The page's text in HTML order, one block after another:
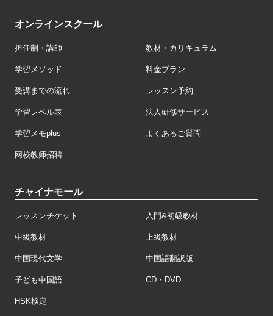
オンラインスクール
担任制・講師 教材・カリキュラム
学習メソッド 料金プラン
受講までの流れ レッスン予約
学習レベル表 法人研修サービス
学習メモplus よくあるご質問
网校教师招聘
チャイナモール
レッスンチケット 入門&初級教材
中級教材 上級教材
中国現代文学 中国語翻訳版
子ども中国語 CD・DVD
HSK検定